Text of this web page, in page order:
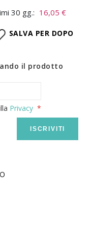
30 gg.: 16,05 €
SALVA PER DOPO
il prodotto
Privacy
ISCRIVITI